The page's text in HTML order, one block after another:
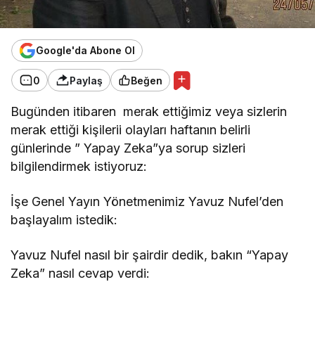
Google'da Abone Ol
0 Paylaş Beğen
Bugünden itibaren merak ettiğimiz veya sizlerin
merak ettiği kişilerii olayları haftanın belirli
günlerinde ” Yapay Zeka”ya sorup sizleri
bilgilendirmek istiyoruz:
İşe Genel Yayın Yönetmenimiz Yavuz Nufel’den
başlayalım istedik:
Yavuz Nufel nasıl bir şairdir dedik, bakın “Yapay
Zeka” nasıl cevap verdi: